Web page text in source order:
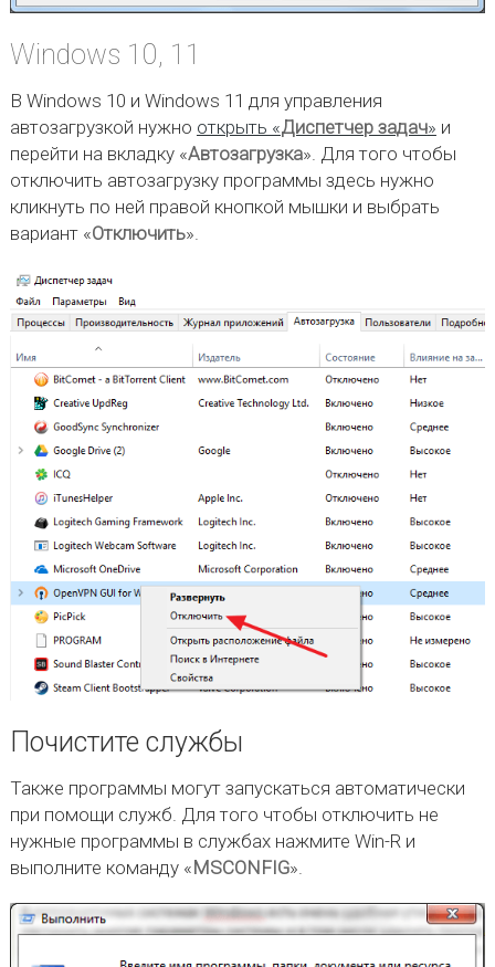
Windows 10, 11
В Windows 10 и Windows 11 для управления
автозагрузкой нужно открыть «Диспетчер задач» и
перейти на вкладку «Автозагрузка». Для того чтобы
отключить автозагрузку программы здесь нужно
кликнуть по ней правой кнопкой мышки и выбрать
вариант «Отключить».
Почистите службы
Также программы могут запускаться автоматически
при помощи служб. Для того чтобы отключить не
нужные программы в службах нажмите Win-R и
выполните команду « MSCONFIG».